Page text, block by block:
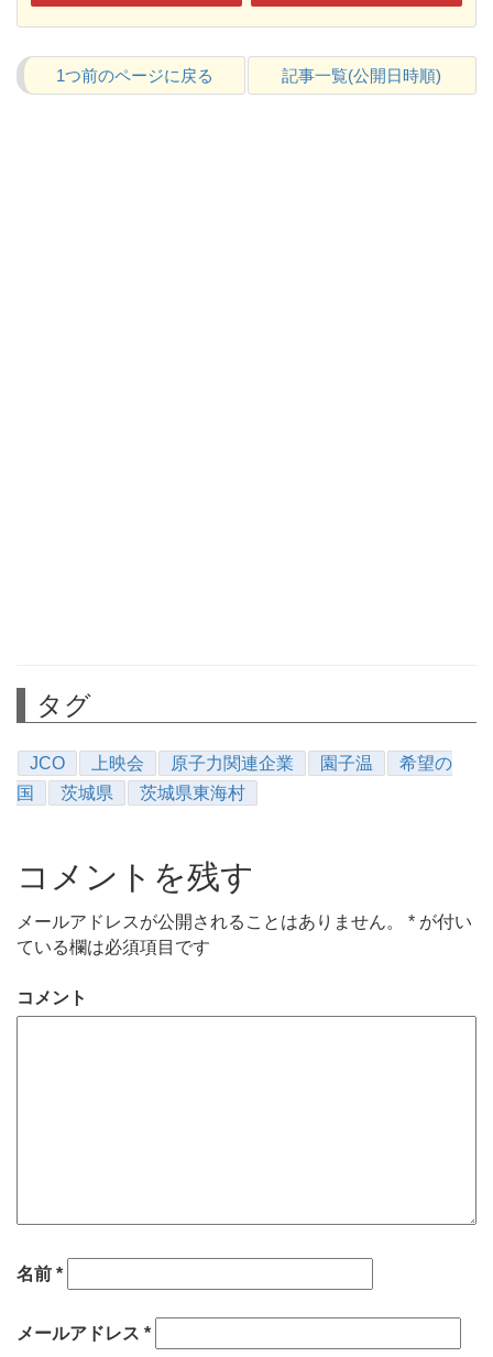
1つ前のページに戻る 記事一覧(公開日時順)
タグ
JCO 上映会 原子力関連企業 園子温
希望の
国
茨城県 茨城県東海村
コメントを残す
メールアドレスが公開されることはありません。 * が付い
ている欄は必須項目です
コメント
名前 *
メールアドレス *